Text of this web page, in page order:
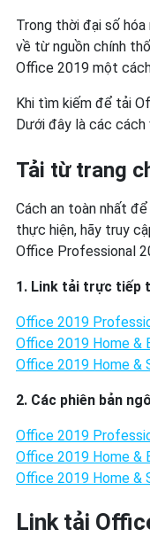
Trong thời đại số
về từ nguồn chính
Office 2019 một
Khi tìm kiếm để tải
Dưới đây là các
Tải từ trang
Cách an toàn nhất
thực hiện, hãy truy
Office Professional
1. Link tải trực tiếp
Office 2019
Office 2019 Home &
Office 2019 Home &
2. Các phiên bản
Office 2019
Office 2019 Home &
Office 2019 Home &
Link tải